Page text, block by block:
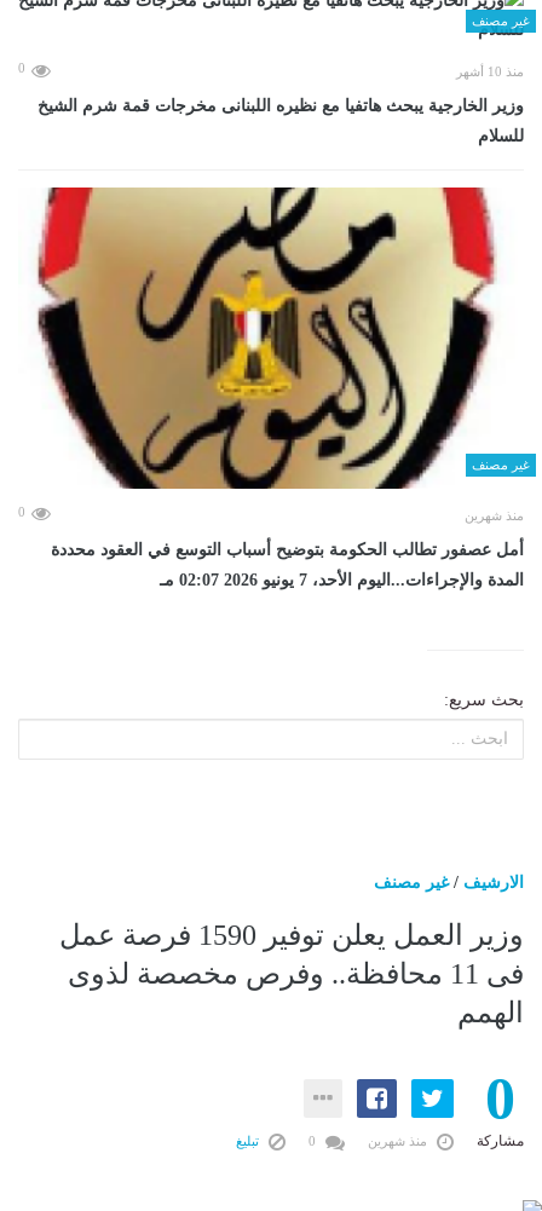
غير مصنف
منذ 10 أشهر 0
وزير الخارجية يبحث هاتفيا مع نظيره اللبنانى مخرجات قمة شرم الشيخ
للسلام
غير مصنف
منذ شهرين 0
أمل عصفور تطالب الحكومة بتوضيح أسباب التوسع في العقود محددة
المدة والإجراءات...اليوم الأحد، 7 يونيو 2026 02:07 مـ
بحث سريع:
الارشيف /غير مصنف
وزير العمل يعلن توفير 1590 فرصة عمل
فى 11 محافظة.. وفرص مخصصة لذوى
الهمم
0
مشاركة منذ شهرين تبليغ